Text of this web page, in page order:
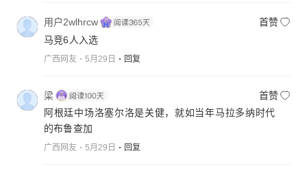
用户2wlhrcw
首赞
马竞6人入选
广西网友 5月29日 回复
梁
首赞
阿根廷中场洛塞尔洛是关健，就如当年马拉多纳时代
的布鲁查加
广西网友 5月29日 回复